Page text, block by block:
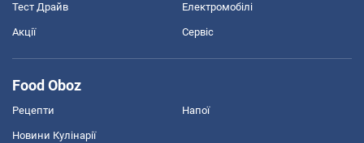
Тест Драйв Електромобілі
Акції Сервіс
Food Oboz
Рецепти Напої
Новини Кулінарії